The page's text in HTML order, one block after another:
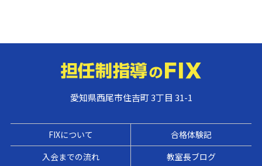
愛知県西尾市住吉町 3丁目 31-1
FIXについて
合格体験記
入会までの流れ
教室長ブログ